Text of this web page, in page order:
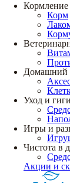
Кормление
Корм
Домашний
Уход и
Игры и
Чистота в
Акции и